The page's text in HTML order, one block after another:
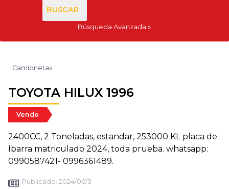
BUSCAR
Búsqueda Avanzada
Camionetas
TOYOTA HILUX 1996
Vendo
2400CC, 2 Toneladas, estandar, 253000 KL placa de
Ibarra matriculado 2024, toda prueba. whatsapp:
0990587421- 0996361489.
Publicado: 2024/06/3